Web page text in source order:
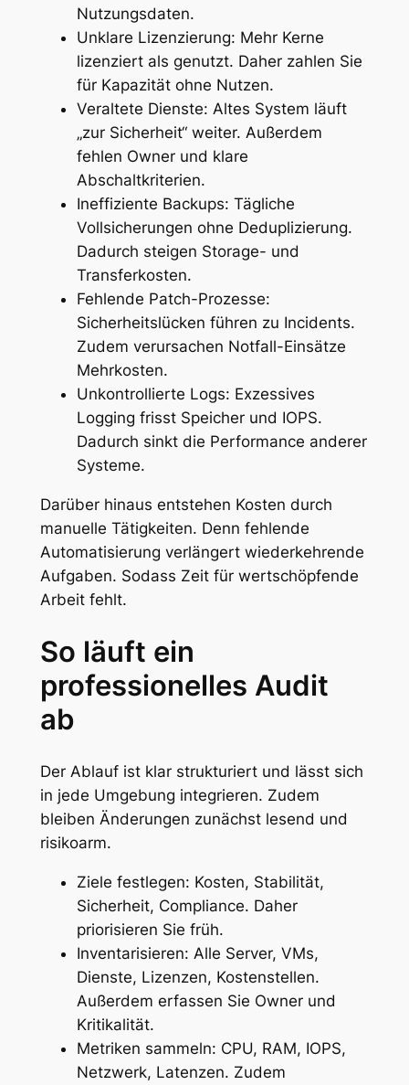
Nutzungsdaten.
Unklare Lizenzierung: Mehr Kerne
lizenziert als genutzt. Daher zahlen Sie
für Kapazität ohne Nutzen.
Veraltete Dienste: Altes System läuft
„zur Sicherheit“ weiter. Außerdem
fehlen Owner und klare
Abschaltkriterien.
Ineffiziente Backups: Tägliche
Vollsicherungen ohne Deduplizierung.
Dadurch steigen Storage- und
Transferkosten.
Fehlende Patch-Prozesse:
Sicherheitslücken führen zu Incidents.
Zudem verursachen Notfall-Einsätze
Mehrkosten.
Unkontrollierte Logs: Exzessives
Logging frisst Speicher und IOPS.
Dadurch sinkt die Performance anderer
Systeme.
Darüber hinaus entstehen Kosten durch
manuelle Tätigkeiten. Denn fehlende
Automatisierung verlängert wiederkehrende
Aufgaben. Sodass Zeit für wertschöpfende
Arbeit fehlt.
So läuft ein
professionelles Audit
ab
Der Ablauf ist klar strukturiert und lässt sich
in jede Umgebung integrieren. Zudem
bleiben Änderungen zunächst lesend und
risikoarm.
Ziele festlegen: Kosten, Stabilität,
Sicherheit, Compliance. Daher
priorisieren Sie früh.
Inventarisieren: Alle Server, VMs,
Dienste, Lizenzen, Kostenstellen.
Außerdem erfassen Sie Owner und
Kritikalität.
Metriken sammeln: CPU, RAM, IOPS,
Netzwerk, Latenzen. Zudem